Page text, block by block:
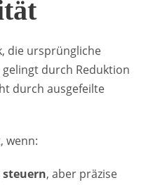
die ursprüngliche
durch Reduktion
durch ausgefeilte
wenn:
, aber präzise